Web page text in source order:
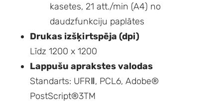
kasetes, 21 att./min (A4) no
daudzfunkciju paplātes
Drukas izšķirtspēja (dpi)
Līdz 1200 x 1200
Lappušu aprakstes valodas
Standarts: UFRⅡ, PCL6, Adobe®
PostScript®3TM